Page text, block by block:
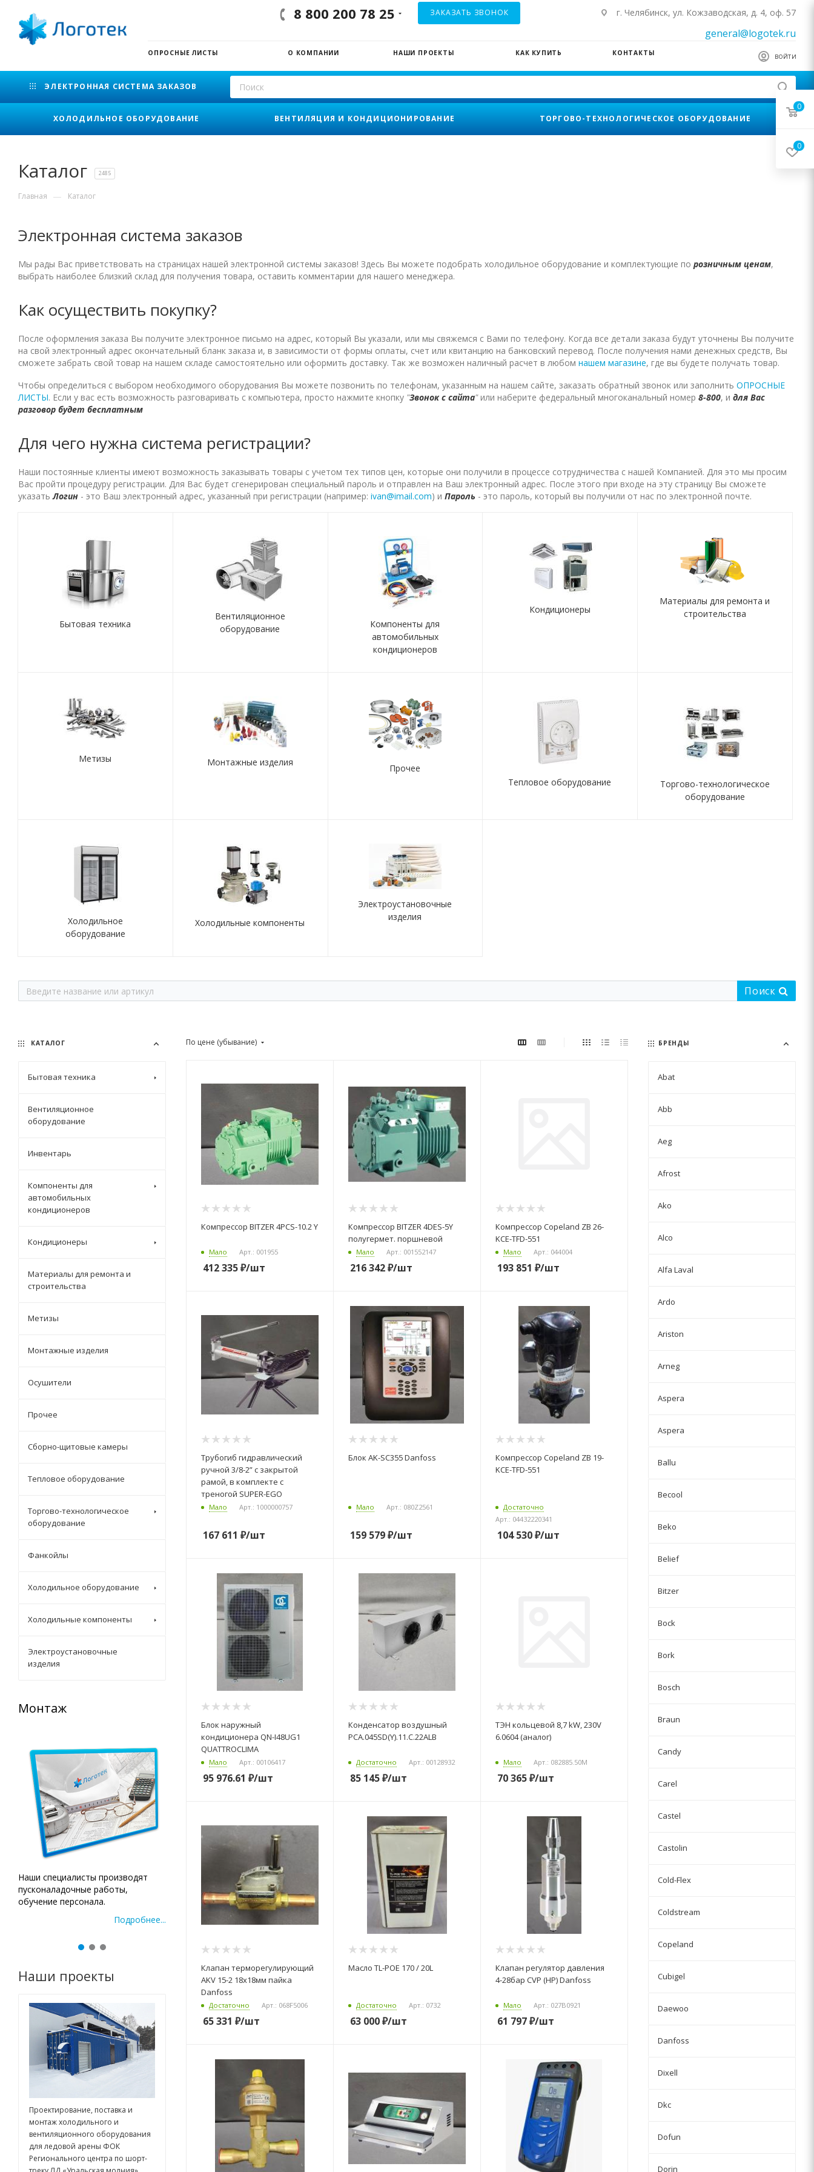
8 800 200 78 25 ЗАКАЗАТЬ ЗВОНОК г. Челябинск, ул. Кожзаводская, д. 4, оф. 57
general@logotek.ru
ВОЙТИ
ОПРОСНЫЕ ЛИСТЫ О КОМПАНИИ НАШИ ПРОЕКТЫ КАК КУПИТЬ КОНТАКТЫ
ЭЛЕКТРОННАЯ СИСТЕМА ЗАКАЗОВ
ХОЛОДИЛЬНОЕ ОБОРУДОВАНИЕ ВЕНТИЛЯЦИЯ И КОНДИЦИОНИРОВАНИЕ ТОРГОВО-ТЕХНОЛОГИЧЕСКОЕ ОБОРУДОВАНИЕ
Каталог 2485
Главная — Каталог
Электронная система заказов
Мы рады Вас приветствовать на страницах нашей электронной системы заказов! Здесь Вы можете подобрать холодильное оборудование и комплектующие по розничным ценам,
выбрать наиболее близкий склад для получения товара, оставить комментарии для нашего менеджера.
Как осуществить покупку?
После оформления заказа Вы получите электронное письмо на адрес, который Вы указали, или мы свяжемся с Вами по телефону. Когда все детали заказа будут уточнены Вы получите
на свой электронный адрес окончательный бланк заказа и, в зависимости от формы оплаты, счет или квитанцию на банковский перевод. После получения нами денежных средств, Вы
сможете забрать свой товар на нашем складе самостоятельно или оформить доставку. Так же возможен наличный расчет в любом нашем магазине, где вы будете получать товар.
Чтобы определиться с выбором необходимого оборудования Вы можете позвонить по телефонам, указанным на нашем сайте, заказать обратный звонок или заполнить ОПРОСНЫЕ
ЛИСТЫ. Если у вас есть возможность разговаривать с компьютера, просто нажмите кнопку "Звонок с сайта"или наберите федеральный многоканальный номер 8-800, и для Вас
разговор будет бесплатным
Для чего нужна система регистрации?
Наши постоянные клиенты имеют возможность заказывать товары с учетом тех типов цен, которые они получили в процессе сотрудничества с нашей Компанией. Для это мы просим
Вас пройти процедуру регистрации. Для Вас будет сгенерирован специальный пароль и отправлен на Ваш электронный адрес. После этого при входе на эту страницу Вы сможете
указатьЛогин - это Ваш электронный адрес, указанный при регистрации (например: ivan@imail.com) и Пароль - это пароль, который вы получили от нас по электронной почте.
Бытовая техника
Вентиляционное
оборудование
Компоненты для
автомобильных
кондиционеров
Кондиционеры
Материалы для ремонта и
строительства
Метизы Монтажные изделия
Прочее
Тепловое оборудование
Торгово-технологическое
оборудование
Холодильное
оборудование
Холодильные компоненты
Электроустановочные
изделия
Поиск
По цене (убывание)
Компрессор BITZER 4PCS-10.2 Y
Мало Арт.: 001955
412 335₽/шт
Компрессор BITZER 4DES-5Y
полугермет. поршневой
Мало Арт.: 001552147
216 342₽/шт
Компрессор Copeland ZB 26-
KCE-TFD-551
Мало Арт.: 044004
193 851 ₽/шт
Трубогиб гидравлический
ручной 3/8-2” с закрытой
рамой, в комплекте с
треногой SUPER-EGO
Мало Арт.: 1000000757
167 611 ₽/шт
Блок AK-SC355 Danfoss
Мало Арт.: 080Z2561
159 579₽/шт
Компрессор Copeland ZB 19-
KCE-TFD-551
Достаточно
Арт.: 04432220341
104 530₽/шт
Блок наружный
кондиционера QN-I48UG1
QUATTROCLIMA
Мало Арт.: 00106417
95 976.61 ₽/шт
Конденсатор воздушный
PCA.045SD(Y).11.C.22ALB
Достаточно Арт.: 00128932
85 145₽/шт
ТЭН кольцевой 8,7 kW, 230V
6.0604 (аналог)
Мало Арт.: 082885.50М
70 365₽/шт
Клапан терморегулирующий
AKV 15-2 18х18мм пайка
Danfoss
Достаточно Арт.: 068F5006
65 331 ₽/шт
Масло TL-POE 170 / 20L
Достаточно Арт.: 0732
63 000₽/шт
Клапан регулятор давления
4-28бар CVP (HP) Danfoss
Мало Арт.: 027B0921
61 797₽/шт
КАТАЛОГ
Бытовая техника
Вентиляционное
оборудование
Инвентарь
Компоненты для
автомобильных
кондиционеров
Кондиционеры
Материалы для ремонта и
строительства
Метизы
Монтажные изделия
Осушители
Прочее
Сборно-щитовые камеры
Тепловое оборудование
Торгово-технологическое
оборудование
Фанкойлы
Холодильное оборудование
Холодильные компоненты
Электроустановочные
изделия
Ремонт Запасные части
Подробнее...
Наши проекты
Проектирование, поставка и
монтаж холодильного и
вентиляционного оборудования
для ледовой арены ФОК
Регионального центра по шорт-
БРЕНДЫ
Abat
Abb
Aeg
Afrost
Ako
Alco
Alfa Laval
Ardo
Ariston
Arneg
Aspera
Aspera
Ballu
Becool
Beko
Belief
Bitzer
Bock
Bork
Bosch
Braun
Candy
Carel
Castel
Castolin
Cold-Flex
Coldstream
Copeland
Cubigel
Daewoo
Danfoss
Dixell
Dkc
Dofun
Dorin
0
0